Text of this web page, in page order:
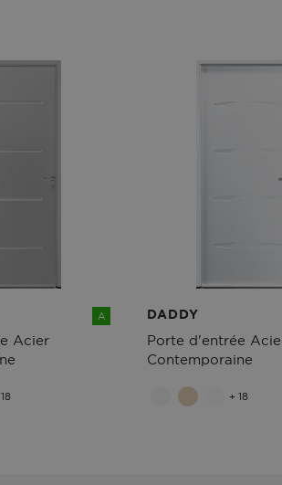
Acier
A DADDY
Porte d'entrée
Contemporaine
+ 18